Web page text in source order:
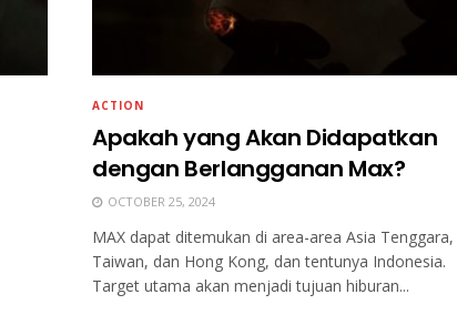
ACTION
Apakah yang Akan Didapatkan
dengan Berlangganan Max?
OCTOBER 25, 2024
MAX dapat ditemukan di area-area Asia Tenggara,
Taiwan, dan Hong Kong, dan tentunya Indonesia.
Target utama akan menjadi tujuan hiburan...